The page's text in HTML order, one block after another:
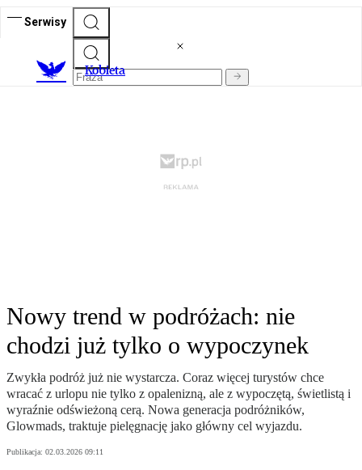
Serwisy
Kobieta
Nowy trend w podróżach: nie
chodzi już tylko o wypoczynek
Zwykła podróż już nie wystarcza. Coraz więcej turystów chce
wracać z urlopu nie tylko z opalenizną, ale z wypoczętą, świetlistą i
wyraźnie odświeżoną cerą. Nowa generacja podróżników,
Glowmads, traktuje pielęgnację jako główny cel wyjazdu.
Publikacja: 02.03.2026 09:11